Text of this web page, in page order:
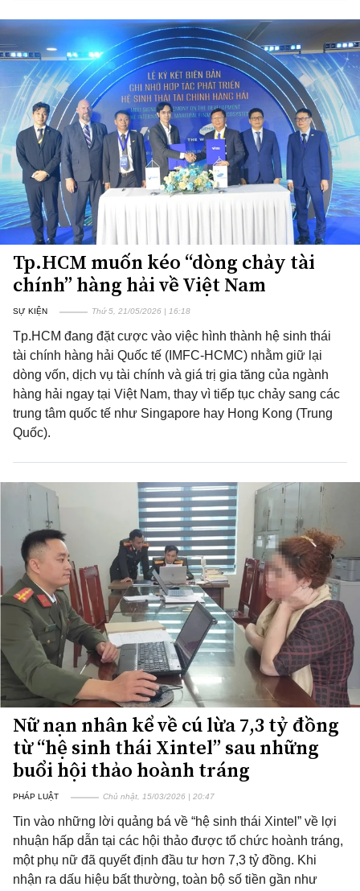
Tp.HCM muốn kéo “dòng chảy tài
chính” hàng hải về Việt Nam
SỰ KIỆN Thứ 5, 21/05/2026 | 16:18
Tp.HCM đang đặt cược vào việc hình thành hệ sinh thái
tài chính hàng hải Quốc tế (IMFC-HCMC) nhằm giữ lại
dòng vốn, dịch vụ tài chính và giá trị gia tăng của ngành
hàng hải ngay tại Việt Nam, thay vì tiếp tục chảy sang các
trung tâm quốc tế như Singapore hay Hong Kong (Trung
Quốc).
Nữ nạn nhân kể về cú lừa 7,3 tỷ đồng
từ “hệ sinh thái Xintel” sau những
buổi hội thảo hoành tráng
PHÁP LUẬT Chủ nhật, 15/03/2026 | 20:47
Tin vào những lời quảng bá về “hệ sinh thái Xintel” về lợi
nhuận hấp dẫn tại các hội thảo được tổ chức hoành tráng,
một phụ nữ đã quyết định đầu tư hơn 7,3 tỷ đồng. Khi
nhận ra dấu hiệu bất thường, toàn bộ số tiền gần như